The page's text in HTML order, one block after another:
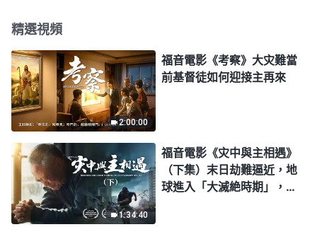
精選視頻
2:00:00
福音電影《考察》大灾難當
前基督徒如何迎接主再來
1:34:40
福音電影《灾中與主相遇》
（下集）末日劫難逼近，地
球進入「大滅絶時期」，人